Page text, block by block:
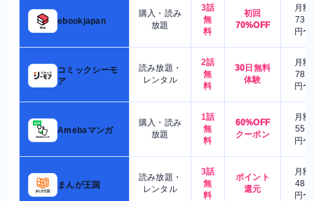
ebookjapan
購入・読み
放題
3話
無
料
初回
70%OFF
月額
730
円〜
コミックシーモ
ア
読み放題・
レンタル
2話
無
料
30日無料
体験
月額
780
円〜
Amebaマンガ
購入・読み
放題
1話
無
料
60%OFF
クーポン
月額
550
円〜
まんが王国
読み放題・
レンタル
3話
無
料
ポイント
還元
月額
480
円〜